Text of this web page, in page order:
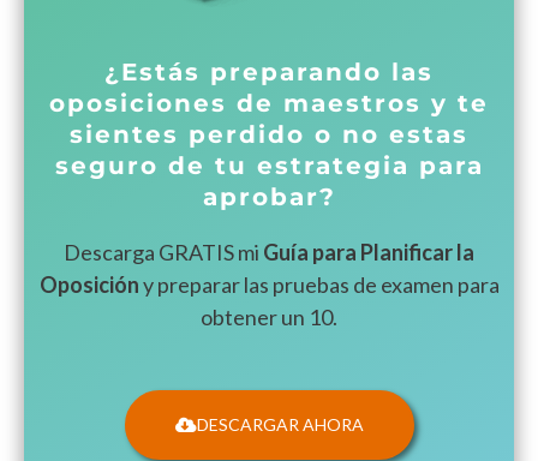
¿Estás preparando las
oposiciones de maestros y te
sientes perdido o no estas
seguro de tu estrategia para
aprobar?
Descarga GRATIS mi Guía para Planificar la
Oposicióny preparar las pruebas de examen para
obtener un 10.
DESCARGAR AHORA